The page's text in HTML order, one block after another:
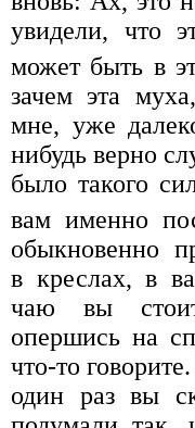
увидели, что
может быть в
зачем эта
мне, уже
нибудь верно
было такого
вам именно
обыкновенно
в креслах, в
чаю вы
опершись на
что-то
один раз вы